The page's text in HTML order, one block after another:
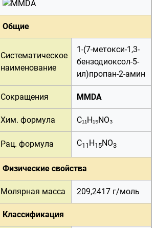
Общие
Систематическое
наименование
1-(7-метокси-1,3-
бензодиоксол-5-
ил)пропан-2-амин
Сокращения MMDA
Хим. формула C₁₁H₁₅NO₃
Рац. формула C11 H15NO3
Физические свойства
Молярная масса 209,2417 г/моль
Классификация